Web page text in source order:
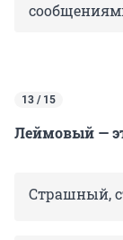
13 / 15
Леймовый —
Страшный,